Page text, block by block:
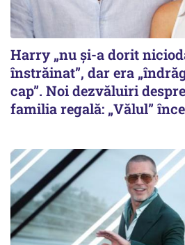
Harry „nu și-a dorit
înstrăinat”, dar era
cap”. Noi dezvăluiri
familia regală: „Vălul”